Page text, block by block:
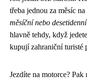
třeba jednou za měsíc
měsíční nebo
hlavně tehdy, když
kupují zahraniční turisté
Jezdíte na motorce? Pak